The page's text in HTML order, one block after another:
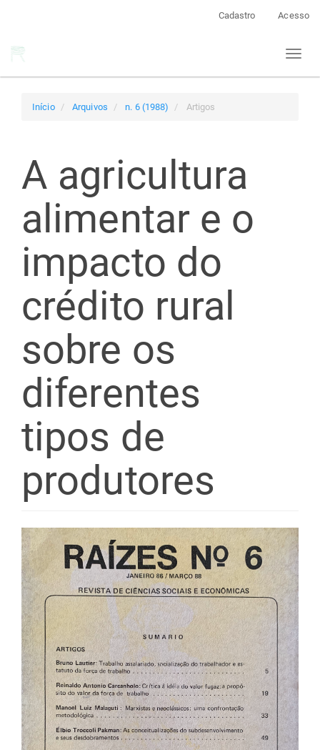
Cadastro Acesso
Toggle
Início Arquivos n. 6 (1988) Artigos
A agricultura
alimentar e o
impacto do
crédito rural
sobre os
diferentes
tipos de
produtores
Barra
lateral
de
artigos